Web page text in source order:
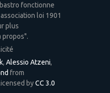
fonctionne
loi 1901
plus
propos".
, Alessio Atzeni,
from
byCC 3.0